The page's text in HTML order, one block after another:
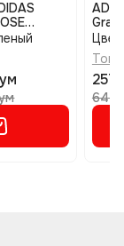
Топы
257
642